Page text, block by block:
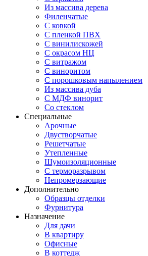
Из массива дерева
Филенчатые
С ковкой
С пленкой ПВХ
С винилискожей
С окрасом НЦ
С витражом
С виноритом
С порошковым напылением
Из массива дуба
С МДФ винорит
Со стеклом
Специальные
Арочные
Двустворчатые
Решетчатые
Утепленные
Шумоизоляционные
С терморазрывом
Непромерзающие
Дополнительно
Образцы отделки
Фурнитура
Назначение
Для дачи
В квартиру
Офисные
В коттедж